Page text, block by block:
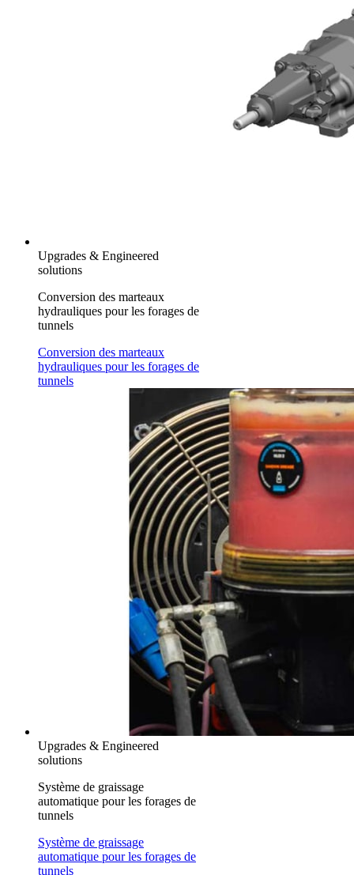
Upgrades & Engineered
solutions
Conversion des marteaux
hydrauliques pour les forages de
tunnels
Conversion des marteaux
hydrauliques pour les forages de
tunnels
Upgrades & Engineered
solutions
Système de graissage
automatique pour les forages de
tunnels
Système de graissage
automatique pour les forages de
tunnels